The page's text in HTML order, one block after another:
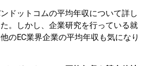
ドットコムの平均年収について詳し
。しかし、企業研究を行っている就
のEC業界企業の平均年収も気になり